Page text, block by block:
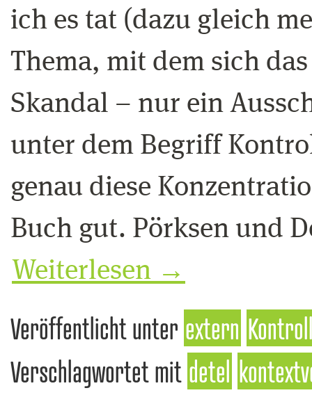
ich es tat (dazu gleich
Thema, mit dem sich
Skandal – nur ein
unter dem Begriff
genau diese
Buch gut. Pörksen und
Weiterlesen →
Veröffentlicht unter extern
Verschlagwortet mit detel